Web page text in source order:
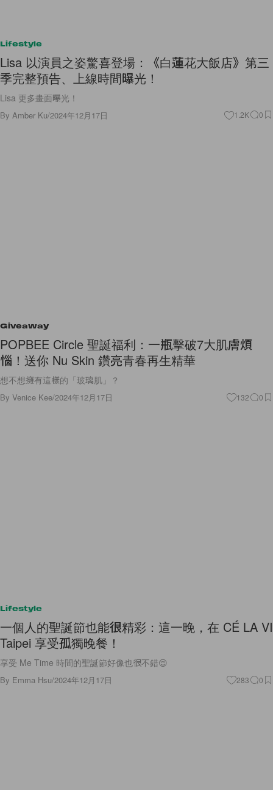
Lifestyle
Lisa 以演員之姿驚喜登場：《白蓮花大飯店》第三
季完整預告、上線時間曝光！
Lisa 更多畫面曝光！
By Amber Ku/2024年12月17日 1.2K 0
Giveaway
POPBEE Circle 聖誕福利：一瓶擊破7大肌膚煩
惱！送你 Nu Skin 鑽亮青春再生精華
想不想擁有這樣的「玻璃肌」？
By Venice Kee/2024年12月17日 132 0
Lifestyle
一個人的聖誕節也能很精彩：這一晚，在 CÉ LA VI
Taipei 享受孤獨晚餐！
享受 Me Time 時間的聖誕節好像也很不錯😌
By Emma Hsu/2024年12月17日 283 0